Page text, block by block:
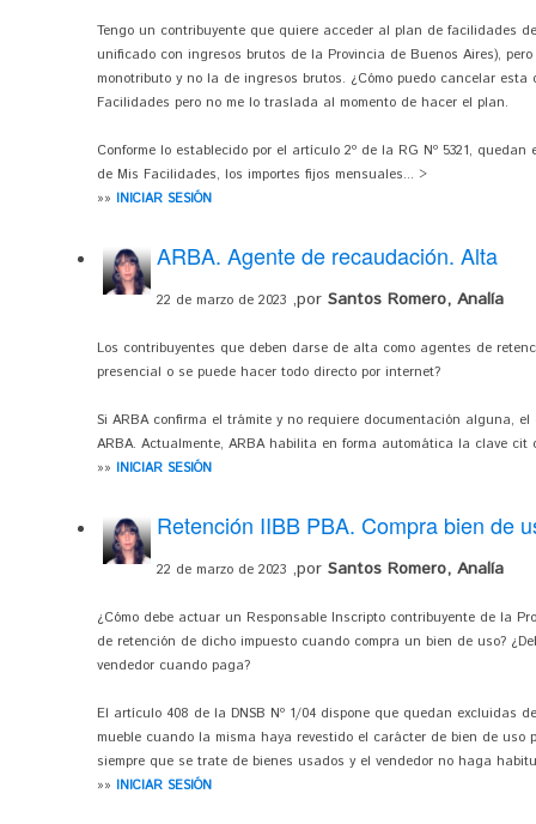
Tengo un contribuyente que quiere acceder al plan de facilidades
unificado con ingresos brutos de la Provincia de Buenos Aires),
monotributo y no la de ingresos brutos. ¿Cómo puedo cancelar
Facilidades pero no me lo traslada al momento de hacer el plan.
Conforme lo establecido por el artículo 2º de la RG Nº 5321,
de Mis Facilidades, los importes fijos mensuales... >
»» INICIAR SESIÓN
ARBA. Agente de recaudación. Alta
22 de marzo de 2023 ,por Santos Romero, Analía
Los contribuyentes que deben darse de alta como agentes de
presencial o se puede hacer todo directo por internet?
Si ARBA confirma el trámite y no requiere documentación alguna,
ARBA. Actualmente, ARBA habilita en forma automática la clave cit
»» INICIAR SESIÓN
Retención IIBB PBA. Compra bien de
22 de marzo de 2023 ,por Santos Romero, Analía
¿Cómo debe actuar un Responsable Inscripto contribuyente de la
de retención de dicho impuesto cuando compra un bien de uso?
vendedor cuando paga?
El artículo 408 de la DNSB Nº 1/04 dispone que quedan excluidas
mueble cuando la misma haya revestido el carácter de bien de
siempre que se trate de bienes usados y el vendedor no haga
»» INICIAR SESIÓN